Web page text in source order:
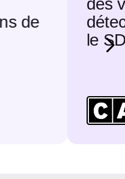
de
des
le